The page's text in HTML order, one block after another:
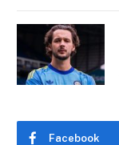
Facebook